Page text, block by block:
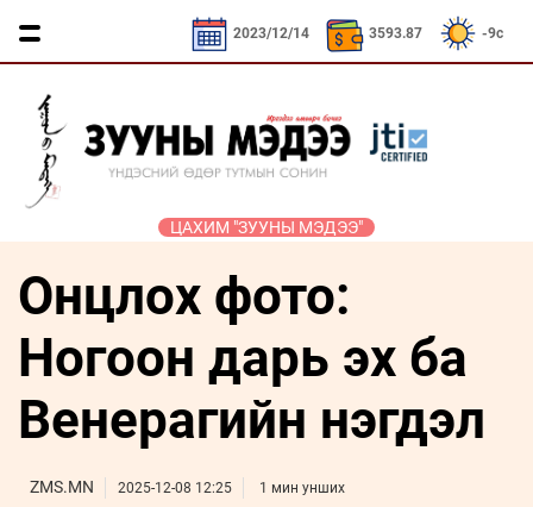
KRW / 2.53₮ SEK / 378.29₮
2023/12/14 3593.87 -9c
ЦАХИМ "ЗУУНЫ МЭДЭЭ"
ҮЗЭЛ
БОДЛЫН
ЧӨЛӨӨТ
ТАЛБАР
ЯРИЛЦАХ
ЦАГ
Сайд
ярьж
Зууны
Дугаарын
ДӨРВӨН
ХӨЛТЭЙ
ХЭВШМЭЛ
ОЙЛГОЛТОО
ӨӨРЧИЛЬЕ
МОНГОЛ
ЭДИЙН
ЗАСАГ
ЭМЭГТЭЙЧҮҮДИЙН
ЗУУНЫ
ӨДӨР
МЭДЭХ
ҮҮ
СОНИУЧ
НҮД
Онцлох фото:
Ногоон дарь эх ба
Венерагийн нэгдэл
ZMS.MN 2025-12-08 12:25 1 мин унших